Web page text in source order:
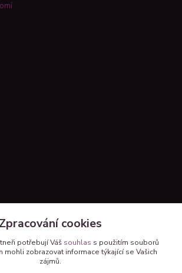
Zpracování cookies
potřebují Váš souhlas s použitím souborů
mohli zobrazovat informace týkající se Vašich
zájmů.